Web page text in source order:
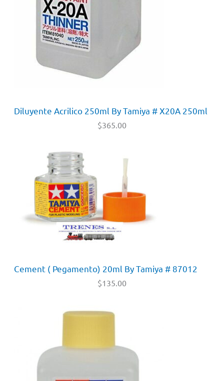
Diluyente Acrilico 250ml By Tamiya # X20A 250ml
$365.00
Cement ( Pegamento) 20ml By Tamiya # 87012
$135.00